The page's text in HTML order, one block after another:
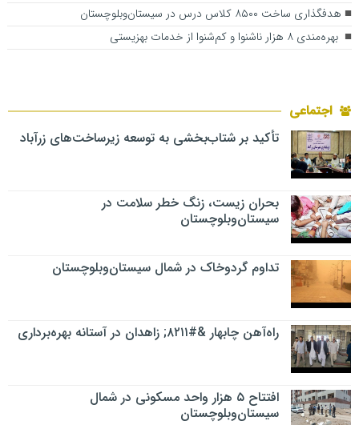
هدفگذاری ساخت ۸۵۰۰ کلاس درس در سیستان‌وبلوچستان
بهره‌مندی ۸ هزار ناشنوا و کم‌شنوا از خدمات بهزیستی
اجتماعی
تأکید بر شتاب‌بخشی به توسعه زیرساخت‌های زرآباد
بحران زیست، زنگ خطر سلامت در
سیستان‌وبلوچستان
تداوم گردوخاک در شمال سیستان‌وبلوچستان
راه‌آهن چابهار &#۸۲۱۱; زاهدان در آستانه بهره‌برداری
افتتاح ۵ هزار واحد مسکونی در شمال
سیستان‌وبلوچستان